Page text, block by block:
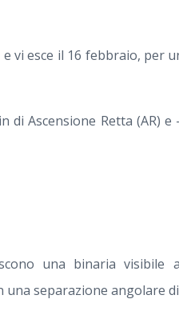
vi esce il 16 febbraio, per
Ascensione Retta (AR) e
una binaria visibile
separazione angolare di